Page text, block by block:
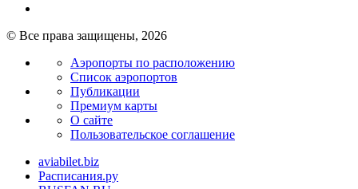
© Все права защищены, 2026
Аэропорты по расположению
Список аэропортов
Публикации
Премиум карты
О сайте
Пользовательское соглашение
aviabilet.biz
Расписания.ру